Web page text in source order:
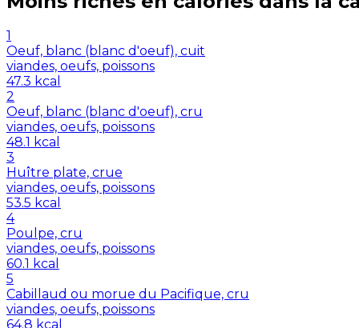
1
Oeuf, blanc (blanc d'oeuf), cuit
viandes, oeufs, poissons
47.3 kcal
2
Oeuf, blanc (blanc d'oeuf), cru
viandes, oeufs, poissons
48.1 kcal
3
Huître plate, crue
viandes, oeufs, poissons
53.5 kcal
4
Poulpe, cru
viandes, oeufs, poissons
60.1 kcal
5
Cabillaud ou morue du Pacifique, cru
viandes, oeufs, poissons
64.8 kcal